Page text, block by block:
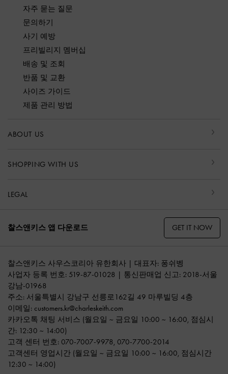
자주 묻는 질문
문의하기
사기 예방
프리빌리지 멤버십
배송 및 조회
반품 및 교환
사이즈 가이드
제품 관리 방법
ABOUT US
SHOPPING WITH US
LEGAL
찰스앤키스 앱 다운로드 GET IT NOW
찰스앤키스 사우스코리아 유한회사 | 대표자: 퐁쉬벵
사업자 등록 번호: 519-87-01028 | 통신판매업 신고: 2018-서울
강남-01968
주소: 서울특별시 강남구 선릉로162길 49 마루빌딩 4층
이메일: customers.kr@charleskeith.com
카카오톡 채팅 서비스 (월요일 ~ 금요일 10:00 ~ 16:00, 점심시
간: 12:30 ~ 14:00)
고객 센터 번호: 070-7007-9978, 070-7700-2014
고객센터 영업시간 (월요일 ~ 금요일 10:00 ~ 16:00, 점심시간
12:30 ~ 14:00)